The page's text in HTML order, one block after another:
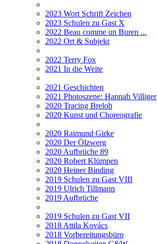
2023 Wort Schrift Zeichen
2023 Schulen zu Gast X
2022 Beau comme un Buren ...
2022 Ort & Subjekt
2022 Terry Fox
2021 In die Weite
2021 Geschichten
2021 Photoszene: Hannah Villiger
2020 Tracing Breloh
2020 Kunst und Choreografie
2020 Raimund Girke
2020 Der Ölzwerg
2020 Aufbrüche 89
2020 Robert Klümpen
2020 Heiner Binding
2019 Schulen zu Gast VIII
2019 Ulrich Tillmann
2019 Aufbrüche
2019 Schulen zu Gast VII
2018 Attila Kovács
2018 Vorbereitungsbüro